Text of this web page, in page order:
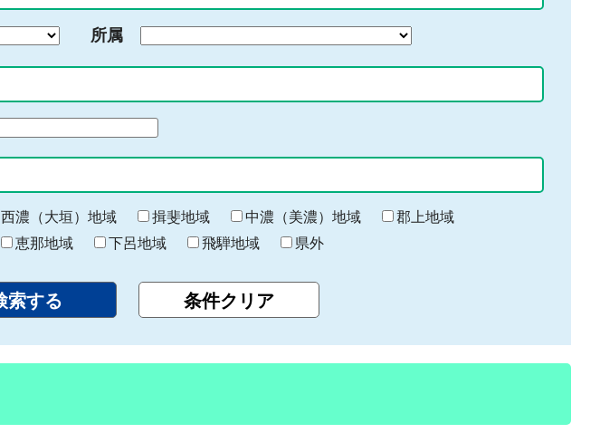
所属
西濃（大垣）地域 揖斐地域 中濃（美濃）地域
郡上地域
恵那地域 下呂地域 飛騨地域 県外